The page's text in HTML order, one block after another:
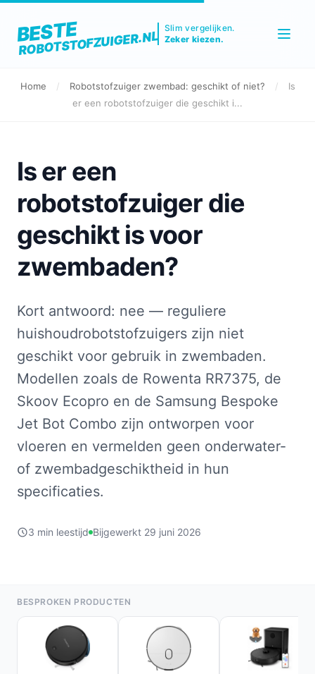
BESTE
ROBOTSTOFZUIGER.NL
Slim vergelijken.
Zeker kiezen.
Home / Robotstofzuiger zwembad: geschikt of niet? /
Is
er een robotstofzuiger die geschikt i...
Is er een
robotstofzuiger die
geschikt is voor
zwembaden?
Kort antwoord: nee — reguliere
huishoudrobotstofzuigers zijn niet
geschikt voor gebruik in zwembaden.
Modellen zoals de Rowenta RR7375, de
Skoov Ecopro en de Samsung Bespoke
Jet Bot Combo zijn ontworpen voor
vloeren en vermelden geen onderwater-
of zwembadgeschiktheid in hun
specificaties.
3 min leestijd Bijgewerkt 29 juni 2026
BESPROKEN PRODUCTEN